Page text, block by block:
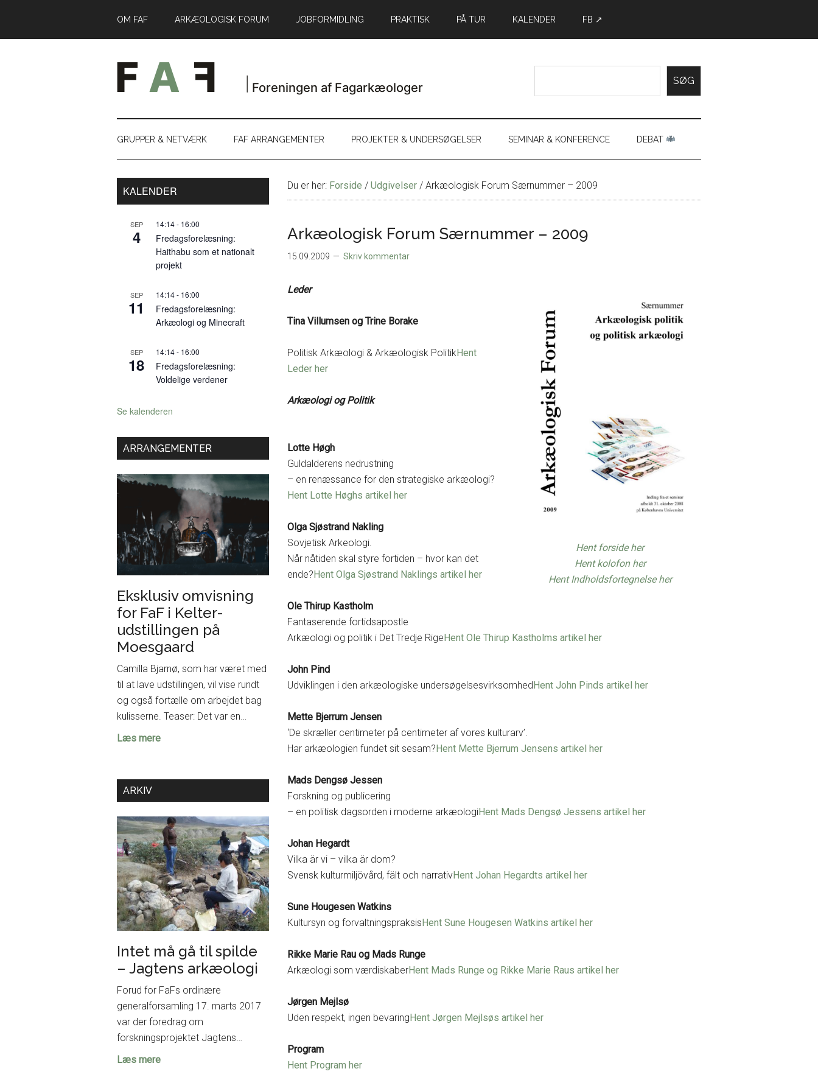
indhold
secondary
til
OM FAF ARKÆOLOGISK FORUM JOBFORMIDLING PRAKTISK PÅ TUR KALENDER FB ↗
SØG
GRUPPER & NETVÆRK FAF ARRANGEMENTER PROJEKTER & UNDERSØGELSER SEMINAR & KONFERENCE DEBAT
Du er her: Forside / Udgivelser / Arkæologisk Forum Særnummer – 2009
Arkæologisk Forum Særnummer – 2009
15.09.2009 Skriv kommentar
Hent forside her
Hent kolofon her
Hent Indholdsfortegnelse her
Leder
Tina Villumsen og Trine Borake
Politisk Arkæologi & Arkæologisk PolitikHent
Leder her
Arkæologi og Politik
Lotte Høgh
Guldalderens nedrustning
– en renæssance for den strategiske arkæologi?
Hent Lotte Høghs artikel her
Olga Sjøstrand Nakling
Sovjetisk Arkeologi.
Når nåtiden skal styre fortiden – hvor kan det
ende?Hent Olga Sjøstrand Naklings artikel her
Ole Thirup Kastholm
Fantaserende fortidsapostle
Arkæologi og politik i Det Tredje RigeHent Ole Thirup Kastholms artikel her
John Pind
Udviklingen i den arkæologiske undersøgelsesvirksomhedHent John Pinds artikel her
Mette Bjerrum Jensen
‘De skræller centimeter på centimeter af vores kulturarv’.
Har arkæologien fundet sit sesam?Hent Mette Bjerrum Jensens artikel her
Mads Dengsø Jessen
Forskning og publicering
– en politisk dagsorden i moderne arkæologiHent Mads Dengsø Jessens artikel her
Johan Hegardt
Vilka är vi – vilka är dom?
Svensk kulturmiljövård, fält och narrativHent Johan Hegardts artikel her
Sune Hougesen Watkins
Kultursyn og forvaltningspraksisHent Sune Hougesen Watkins artikel her
Rikke Marie Rau og Mads Runge
Arkæologi som værdiskaberHent Mads Runge og Rikke Marie Raus artikel her
Jørgen Mejlsø
Uden respekt, ingen bevaringHent Jørgen Mejlsøs artikel her
Program
Hent Program her
Sidebar
KALENDER
SEP
4
14:14- 16:00
Fredagsforelæsning:
Haithabu som et nationalt
projekt
SEP
11
14:14- 16:00
Fredagsforelæsning:
Arkæologi og Minecraft
SEP
18
14:14- 16:00
Fredagsforelæsning:
Voldelige verdener
Se kalenderen
ARRANGEMENTER
Eksklusiv omvisning
for FaF i Kelter-
udstillingen på
Moesgaard
Camilla Bjarnø, som har været med
til at lave udstillingen, vil vise rundt
og også fortælle om arbejdet bag
kulisserne. Teaser: Det var en…
Læs mereEksklusiv
i
Kelter-
udstillingen
på
Moesgaard
ARKIV
Intet må gå til spilde
– Jagtens arkæologi
Forud for FaFs ordinære
generalforsamling 17. marts 2017
var der foredrag om
forskningsprojektet Jagtens…
Læs mereIntet